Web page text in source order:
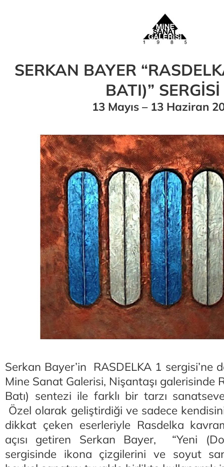
SERKAN BAYER
BATI)” SERGİSİ
13 Mayıs – 13 Haziran
Serkan Bayer’in RASDELKA 1 sergisi’ne
Mine Sanat Galerisi, Nişantaşı galerisinde
Batı) sentezi ile farklı bir tarzı
Özel olarak geliştirdiği ve sadece
dikkat çeken eserleriyle Rasdelka
açısı getiren Serkan Bayer, “Yeni
sergisinde ikona çizgilerini ve soyut